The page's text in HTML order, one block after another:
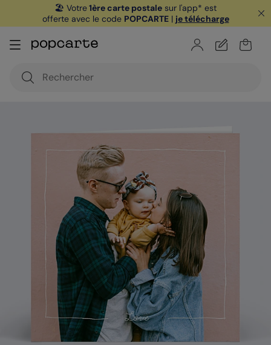
🏖️ Votre1ère carte postale sur l'app* est
offerte avec le code POPCARTE| je télécharge